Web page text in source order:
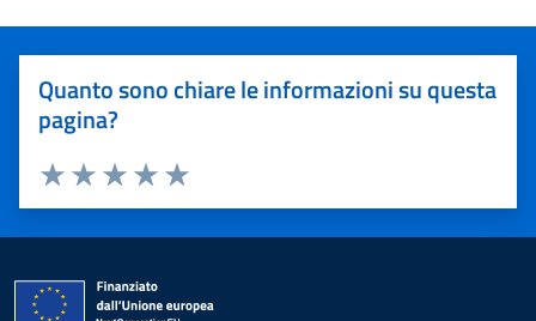
Quanto sono chiare le informazioni su questa
pagina?
Valuta 5 stelle su 5
Valuta 4 stelle su 5
Valuta 3 stelle su 5
Valuta 2 stelle su 5
Valuta 1 stelle su 5